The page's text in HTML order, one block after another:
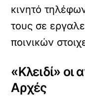
κινητό
τους σε
ποινικών
«Κλειδί» οι
Αρχές